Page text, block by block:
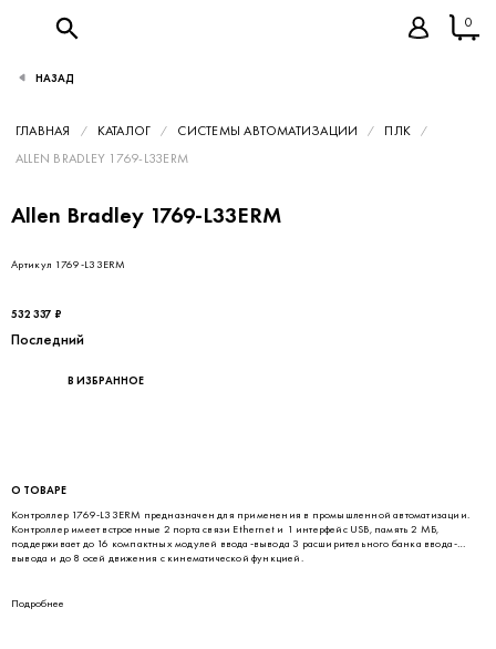
0
ГЛАВНАЯ КАТАЛОГ СИСТЕМЫ АВТОМАТИЗАЦИИ
ПЛК
ALLEN BRADLEY 1769-L33ERM
Allen Bradley 1769-L33ERM
Артикул 1769-L33ERM
532 337 ₽
Последний
В ИЗБРАННОЕ
О ТОВАРЕ
Контроллер 1769-L33ERM предназначен для применения в промышленной автоматизации.
Контроллер имеет встроенные 2 порта связи Ethernet и 1 интерфейс USB, память 2 МБ,
поддерживает до 16 компактных модулей ввода-вывода 3 расширительного банка ввода-
вывода и до 8 осей движения с кинематической функцией.
Подробнее
НАЗАД